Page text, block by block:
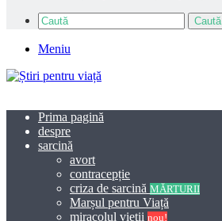
Caută
Meniu
Prima pagină
despre
sarcină
avort
contracepție
criza de sarcină MĂRTURII
Marșul pentru Viață
miracolul vieţii nou!